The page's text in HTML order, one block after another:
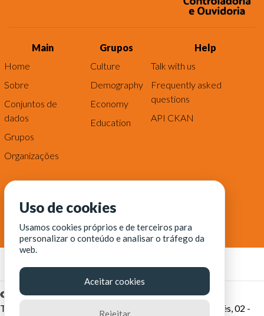
Main
Home
Sobre
Conjuntos de
dados
Grupos
Organizações
Grupos
Culture
Demography
Economy
Education
Help
Talk with us
Frequently asked
questions
API CKAN
© Fortaleza Digital || CITINOVA - Fundação de Ciência,
Tecnologia e Inovação de Fortaleza - Rua dos Tremembés, 02 -
Uso de cookies
Usamos cookies próprios e de terceiros para
personalizar o conteúdo e analisar o tráfego da
web.
Aceitar cookies
Rejeitar